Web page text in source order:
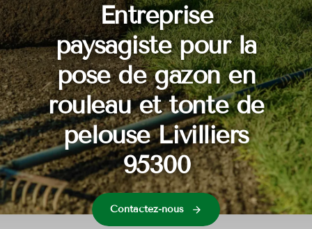
Entreprise
paysagiste pour la
pose de gazon en
rouleau et tonte de
pelouse Livilliers
95300
Contactez-nous